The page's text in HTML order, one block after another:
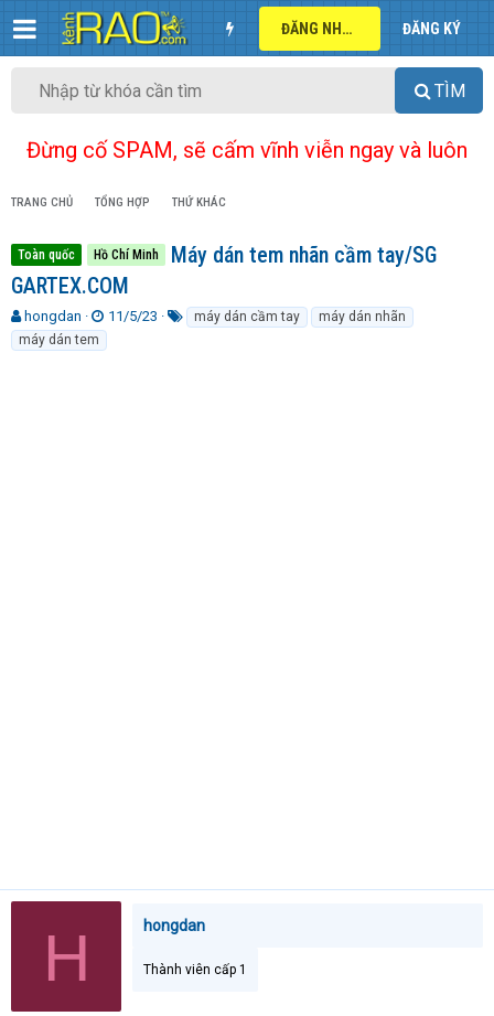
ĐĂNG NHẬP ĐĂNG KÝ
TÌM
Đừng cố SPAM, sẽ cấm vĩnh viễn ngay và luôn
TRANG CHỦ TỔNG HỢP THỨ KHÁC
Toàn quốc Hồ Chí Minh
Máy dán tem nhãn cầm tay/SG
GARTEX.COM
T
h
r
hongdan
N
g
11/5/23 máy dán cầm tay
máy dán nhãn
máy dán tem
H hongdan
Thành viên cấp 1